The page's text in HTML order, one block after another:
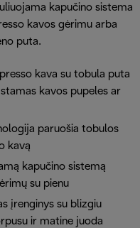
kapučino sistema
kavos gėrimu arba
puta.
kava su tobula puta
kavos pupeles ar
paruošia tobulos
kavą
kapučino sistemą
su pienu
įrenginys su blizgiu
ir matine juoda